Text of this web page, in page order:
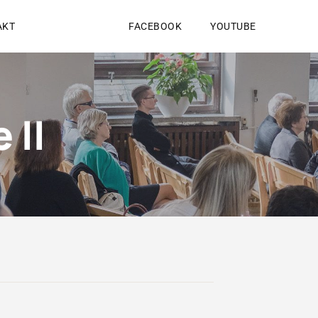
FACEBOOK YOUTUBE
II